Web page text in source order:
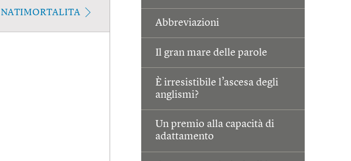
Abbreviazioni
Il gran mare delle parole
È irresistibile l’ascesa degli
anglismi?
Un premio alla capacità di
adattamento
NATIMORTALITA